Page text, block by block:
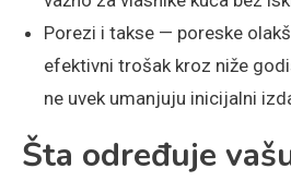
Porezi i takse — poreske
efektivni trošak kroz niže
ne uvek umanjuju inicijalni
Šta određuje